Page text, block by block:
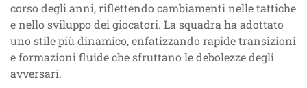
corso degli anni, riflettendo cambiamenti nelle tattiche
e nello sviluppo dei giocatori. La squadra ha adottato
uno stile più dinamico, enfatizzando rapide transizioni
e formazioni fluide che sfruttano le debolezze degli
avversari.